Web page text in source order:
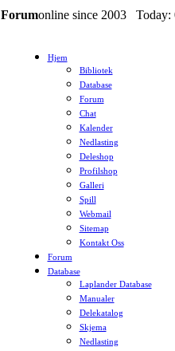
Forumonline since 2003 Today:
Hjem
Bibliotek
Database
Forum
Chat
Kalender
Nedlasting
Deleshop
Profilshop
Galleri
Spill
Webmail
Sitemap
Kontakt Oss
Forum
Database
Laplander Database
Manualer
Delekatalog
Skjema
Nedlasting